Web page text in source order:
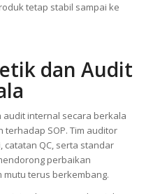
tetap stabil sampai ke
dan Audit
internal secara berkala
SOP. Tim auditor
QC, serta standar
perbaikan
terus berkembang.